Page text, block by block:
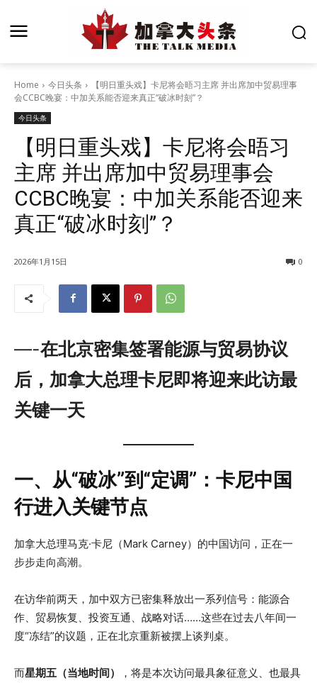
Home 今日头条
【明日重头戏】卡尼将会晤习主席 并出席加中贸易理事
会CCBC晚宴：中加关系能否迎来真正“破冰时刻”？
今日头条
【明日重头戏】卡尼将会晤习
主席 并出席加中贸易理事会
CCBC晚宴：中加关系能否迎来
真正“破冰时刻”？
2026年1月15日 0
—-在北京密集签署能源与贸易协议
后，加拿大总理卡尼即将迎来此访最
关键一天
一、从“破冰”到“定调”：卡尼中国
行进入关键节点
加拿大总理马克·卡尼（Mark Carney）的中国访问，正在一
步步走向高潮。
在访华前两天，加中双方已密集释放出一系列信号：能源合
作、贸易恢复、投资互通、战略对话……这些在过去八年间一
度“冻结”的议题，正在北京重新被摆上谈判桌。
而星期五（当地时间）
，将是本次访问最具象征意义、也最具